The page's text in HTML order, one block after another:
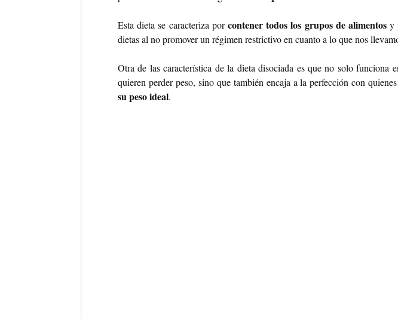
Esta dieta se caracteriza porcontener todos los grupos de alimentos y
dietas al no promover un régimen restrictivo en cuanto a lo que nos
Otra de las característica de la dieta disociada es que no solo funciona
quieren perder peso, sino que también encaja a la perfección con
su peso ideal.